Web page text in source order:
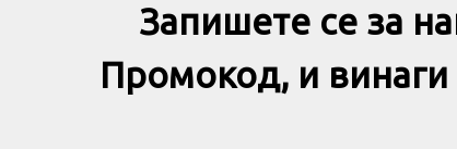
Запишете се за
Промокод, и